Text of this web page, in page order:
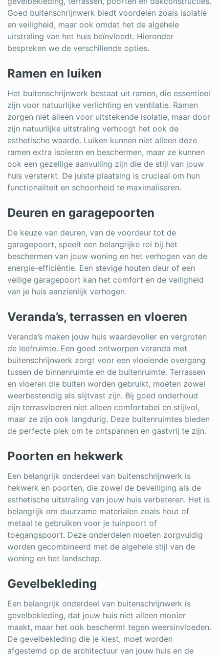
Goed buitenschrijnwerk biedt voordelen zoals isolatie
en veiligheid, maar ook omdat het de algehele
uitstraling van het huis beïnvloedt. Hieronder
bespreken we de verschillende opties.
Ramen en luiken
Het buitenschrijnwerk bestaat uit ramen, die essentieel
zijn voor natuurlijke verlichting en ventilatie. Ramen
zorgen niet alleen voor uitstekende isolatie, maar door
zijn natuurlijke uitstraling verhoogt het ook de
esthetische waarde. Luiken kunnen niet alleen deze
ramen extra isoleren en beschermen, maar ze kunnen
ook een gezellige aanvulling zijn die de stijl van jouw
huis versterkt. De juiste plaatsing is cruciaal om hun
functionaliteit en schoonheid te maximaliseren.
Deuren en garagepoorten
De keuze van deuren, van de voordeur tot de
garagepoort, speelt een belangrijke rol bij het
beschermen van jouw woning en het verhogen van de
energie-efficiëntie. Een stevige houten deur of een
veilige garagepoort kan het comfort en de veiligheid
van je huis aanzienlijk verhogen.
Veranda’s, terrassen en vloeren
Veranda’s maken jouw huis waardevoller en vergroten
de leefruimte. Een goed ontworpen veranda met
buitenschrijnwerk zorgt voor een vloeiende overgang
tussen de binnenruimte en de buitenruimte. Terrassen
en vloeren die buiten worden gebruikt, moeten zowel
weerbestendig als slijtvast zijn. Bij goed onderhoud
zijn terrasvloeren niet alleen comfortabel en stijlvol,
maar ze zijn ook langdurig. Deze buitenruimtes bieden
de perfecte plek om te ontspannen en gastvrij te zijn.
Poorten en hekwerk
Een belangrijk onderdeel van buitenschrijnwerk is
hekwerk en poorten, die zowel de beveiliging als de
esthetische uitstraling van jouw huis verbeteren. Het is
belangrijk om duurzame materialen zoals hout of
metaal te gebruiken voor je tuinpoort of
toegangspoort. Deze onderdelen moeten zorgvuldig
worden gecombineerd met de algehele stijl van de
woning en het landschap.
Gevelbekleding
Een belangrijk onderdeel van buitenschrijnwerk is
gevelbekleding, dat jouw huis niet alleen mooier
maakt, maar het ook beschermt tegen weersinvloeden.
De gevelbekleding die je kiest, moet worden
afgestemd op de architectuur van jouw huis en de